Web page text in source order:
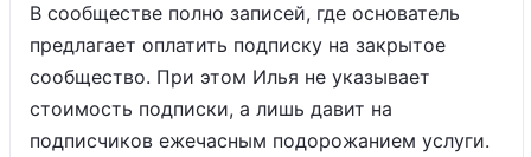
В сообществе полно записей, где основатель
предлагает оплатить подписку на закрытое
сообщество. При этом Илья не указывает
стоимость подписки, а лишь давит на
подписчиков ежечасным подорожанием услуги.